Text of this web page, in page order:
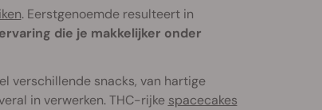
. Eerstgenoemde resulteert in
die je makkelijker onder
verschillende snacks, van hartige
in verwerken. THC-rijke spacecakes